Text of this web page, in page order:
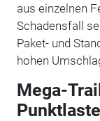
aus einzelnen
Schadensfall
Paket- und
hohen
Mega-